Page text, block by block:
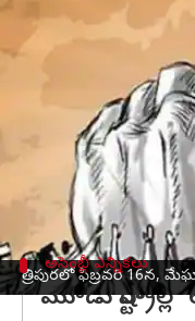
త్రిపురలో ఫిబ్రవరి
నాగాలాండ్,
జరుగుతుందని
త్రిపురలో జనవరి
త్రిపురలో జనవరి
త్రిపురలో జనవరి
అసెంబ్లీ ఎన్నికలు
మూడు